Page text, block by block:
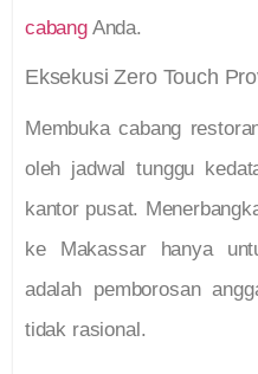
cabangAnda.
Eksekusi Zero Touch
Membuka cabang
oleh jadwal tunggu
kantor pusat.
ke Makassar hanya
adalah pemborosan
tidak rasional.